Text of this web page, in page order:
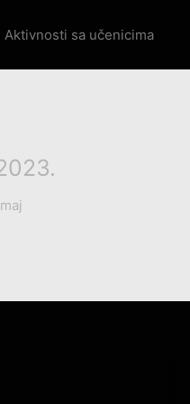
Aktivnosti sa učenicima
maj